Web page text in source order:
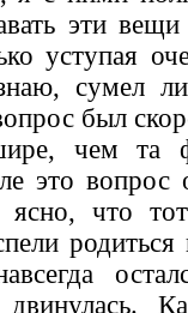
эти
уступая
сумел
был
чем та
это
ясно, что